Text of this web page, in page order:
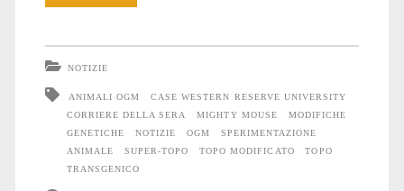
vittima
NOTIZIE
ANIMALI OGM
CASE WESTERN RESERVE UNIVERSITY
CORRIERE DELLA SERA
MIGHTY MOUSE
MODIFICHE
GENETICHE
NOTIZIE OGM
SPERIMENTAZIONE
ANIMALE
SUPER-TOPO TOPO MODIFICATO
TOPO
TRANSGENICO